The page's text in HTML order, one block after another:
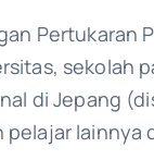
Pertukaran
sekolah
di Jepang
lainnya